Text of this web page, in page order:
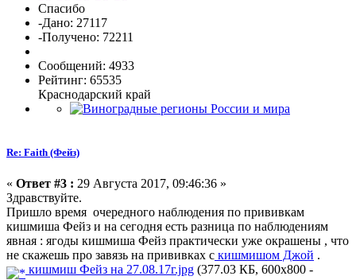
Спасибо
-Дано: 27117
-Получено: 72211
Сообщений: 4933
Рейтинг: 65535
Краснодарский край
Re: Faith (Фейз)
« Ответ #3 : 29 Августа 2017, 09:46:36 »
Здравствуйте.
Пришло время очередного наблюдения по прививкам
кишмиша Фейз и на сегодня есть разница по наблюдениям
явная : ягоды кишмиша Фейз практически уже окрашены , что
не скажешь про завязь на прививках с кишмишом Джой .
кишмиш Фейз на 27.08.17г.jpg (377.03 КБ, 600x800 -